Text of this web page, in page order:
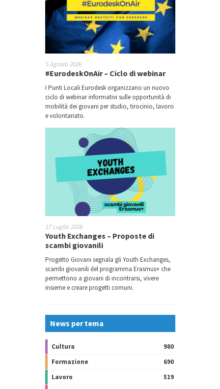
5 Agosto 2026
#EurodeskOnAir – Ciclo di webinar
I Punti Locali Eurodesk organizzano un nuovo
ciclo di webinar informativi sulle opportunità di
mobilità dei giovani per studio, tirocinio, lavoro
e volontariato.
17 Luglio 2026
Youth Exchanges – Proposte di
scambi giovanili
Progetto Giovani segnala gli Youth Exchanges,
scambi giovanili del programma Erasmus+ che
permettono a giovani di incontrarsi, vivere
insieme e creare progetti comuni.
News per tema
Cultura
980
Formazione
690
Lavoro
519